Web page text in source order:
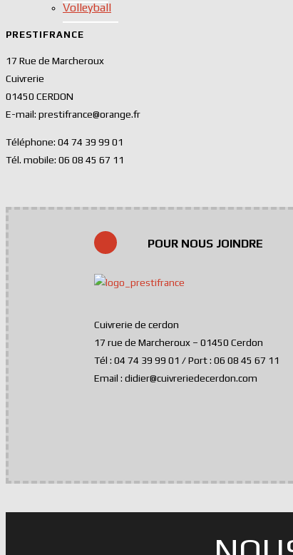
Volleyball
PRESTIFRANCE
17 Rue de Marcheroux
Cuivrerie
01450 CERDON
E-mail: prestifrance@orange.fr
Téléphone: 04 74 39 99 01
Tél. mobile: 06 08 45 67 11
POUR NOUS JOINDRE
Cuivrerie de cerdon
17 rue de Marcheroux – 01450 Cerdon
Tél : 04 74 39 99 01 / Port : 06 08 45 67 11
Email : didier@cuivreriedecerdon.com